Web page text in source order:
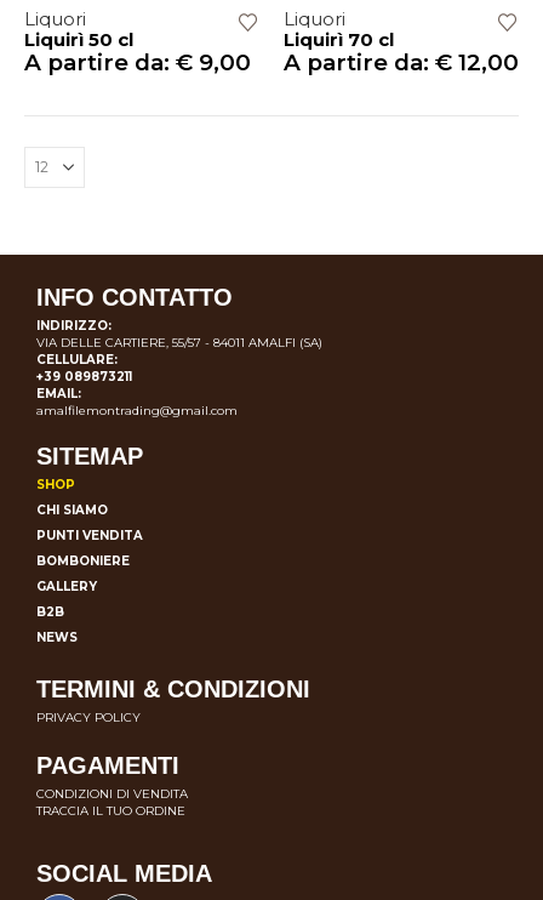
Liquori
Liquirì 50 cl
A partire da: € 9,00
Liquori
Liquirì 70 cl
A partire da: € 12,00
INFO CONTATTO
INDIRIZZO:
VIA DELLE CARTIERE, 55/57 - 84011 AMALFI (SA)
CELLULARE:
+39 089873211
EMAIL:
amalfilemontrading@gmail.com
SITEMAP
SHOP
CHI SIAMO
PUNTI VENDITA
BOMBONIERE
GALLERY
B2B
NEWS
TERMINI & CONDIZIONI
PRIVACY POLICY
PAGAMENTI
CONDIZIONI DI VENDITA
TRACCIA IL TUO ORDINE
SOCIAL MEDIA